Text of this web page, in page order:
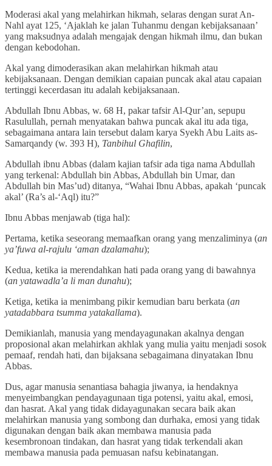
Moderasi akal yang melahirkan hikmah, selaras dengan surat An-
Nahl ayat 125, ‘Ajaklah ke jalan Tuhanmu dengan kebijaksanaan’
yang maksudnya adalah mengajak dengan hikmah ilmu, dan bukan
dengan kebodohan.
Akal yang dimoderasikan akan melahirkan hikmah atau
kebijaksanaan. Dengan demikian capaian puncak akal atau capaian
tertinggi kecerdasan itu adalah kebijaksanaan.
Abdullah Ibnu Abbas, w. 68 H, pakar tafsir Al-Qur’an, sepupu
Rasulullah, pernah menyatakan bahwa puncak akal itu ada tiga,
sebagaimana antara lain tersebut dalam karya Syekh Abu Laits as-
Samarqandy (w. 393 H), Tanbihul Ghafilin,
Abdullah ibnu Abbas (dalam kajian tafsir ada tiga nama Abdullah
yang terkenal: Abdullah bin Abbas, Abdullah bin Umar, dan
Abdullah bin Mas’ud) ditanya, “Wahai Ibnu Abbas, apakah ‘puncak
akal’ (Ra’s al-‘Aql) itu?”
Ibnu Abbas menjawab (tiga hal):
Pertama, ketika seseorang memaafkan orang yang menzaliminya (an
ya’fuwa al-rajulu ‘aman dzalamahu);
Kedua, ketika ia merendahkan hati pada orang yang di bawahnya
(an yatawadla’a li man dunahu);
Ketiga, ketika ia menimbang pikir kemudian baru berkata (an
yatadabbara tsumma yatakallama).
Demikianlah, manusia yang mendayagunakan akalnya dengan
proposional akan melahirkan akhlak yang mulia yaitu menjadi sosok
pemaaf, rendah hati, dan bijaksana sebagaimana dinyatakan Ibnu
Abbas.
Dus, agar manusia senantiasa bahagia jiwanya, ia hendaknya
menyeimbangkan pendayagunaan tiga potensi, yaitu akal, emosi,
dan hasrat. Akal yang tidak didayagunakan secara baik akan
melahirkan manusia yang sombong dan durhaka, emosi yang tidak
digunakan dengan baik akan membawa manusia pada
kesembronoan tindakan, dan hasrat yang tidak terkendali akan
membawa manusia pada pemuasan nafsu kebinatangan.